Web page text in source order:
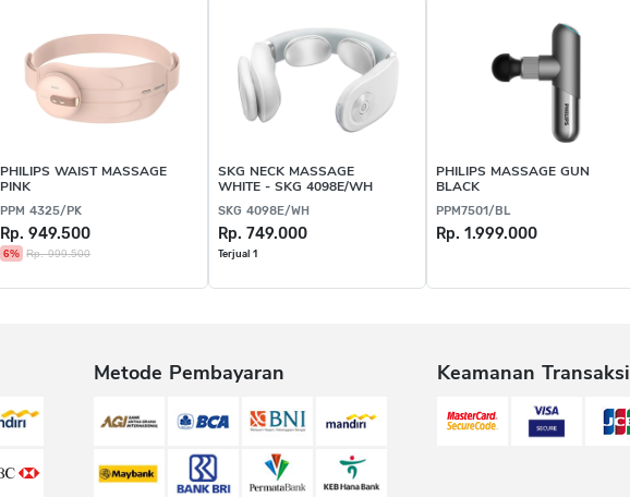
PHILIPS WAIST MASSAGE
PINK
PPM 4325/PK
Rp. 949.500
6% Rp. 999.500
SKG NECK MASSAGE
WHITE - SKG 4098E/WH
SKG 4098E/WH
Rp. 749.000
Terjual 1
PHILIPS MASSAGE GUN
BLACK
PPM7501/BL
Rp. 1.999.000
Metode Pembayaran Keamanan Transaksi